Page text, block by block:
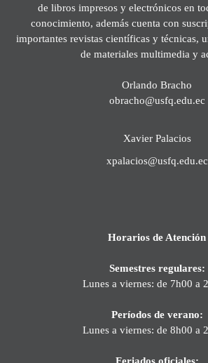
de libros impresos y electrónicos en
conocimiento, además cuenta con
importantes revistas científicas y técnicas,
de materiales multimedia y
Orlando Bracho
obracho@usfq.edu.ec
Xavier Palacios
xpalacios@usfq.edu.ec
Horarios de Atención
Semestres regulares:
Lunes a viernes: de 7h00 a
Períodos de verano:
Lunes a viernes: de 8h00 a
Feriados oficiales: